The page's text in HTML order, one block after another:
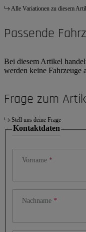
Alle Variationen zu diesem
Passende
Bei diesem Artikel
werden keine Fahrzeuge
Frage zum
Stell uns deine Frage
Kontaktdaten
Vorname
Nachname